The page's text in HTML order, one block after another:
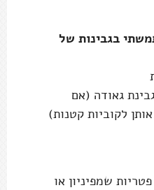
בגבינות של
פרוסות) גבינת גאודה (אם
לקוביות קטנות)
(400-500 גרם) פטריות שמפיניון או